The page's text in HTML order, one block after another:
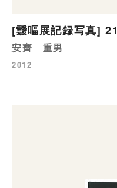
[靉嘔展記録写真] 21
安齊 重男
2012